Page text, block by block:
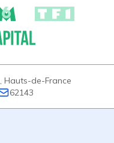
Hauts-de-France
62143